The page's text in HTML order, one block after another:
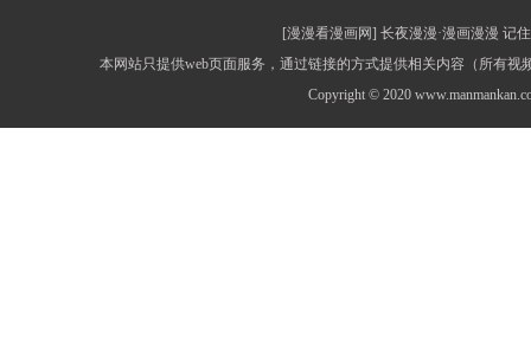
[漫漫看漫画网] 长夜漫漫·漫画漫漫 记
本网站只提供web页面服务，通过链接的方式提供相关内容（所有
Copyright © 2020